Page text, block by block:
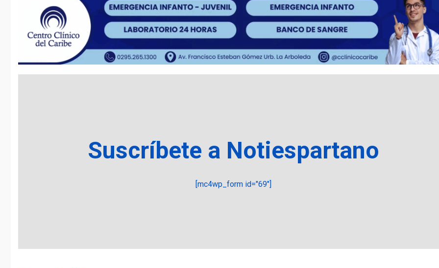
Suscríbete a Notiespartano
[mc4wp_form id="69"]